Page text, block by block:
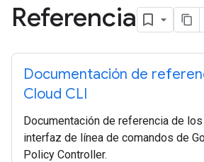
Referencia
Documentación de
Cloud CLI
Documentación de referencia de
interfaz de línea de comandos de
Policy Controller.